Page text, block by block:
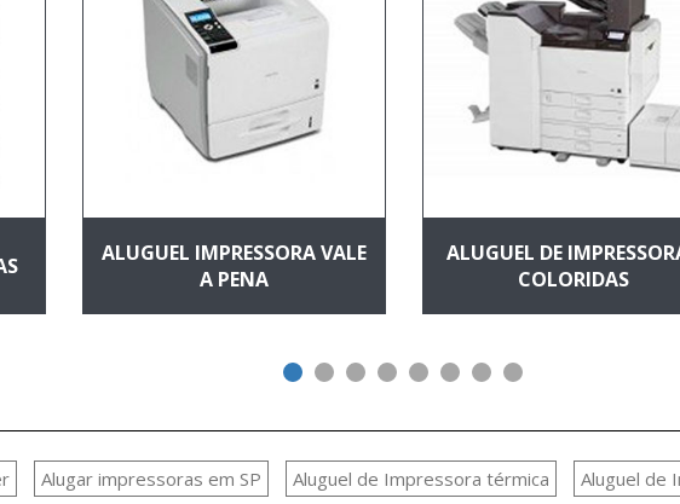
ALUGUEL IMPRESSORA VALE
A PENA
ALUGUEL DE
COLORIDAS
Alugar impressoras em SP Aluguel de Impressora térmica Aluguel de